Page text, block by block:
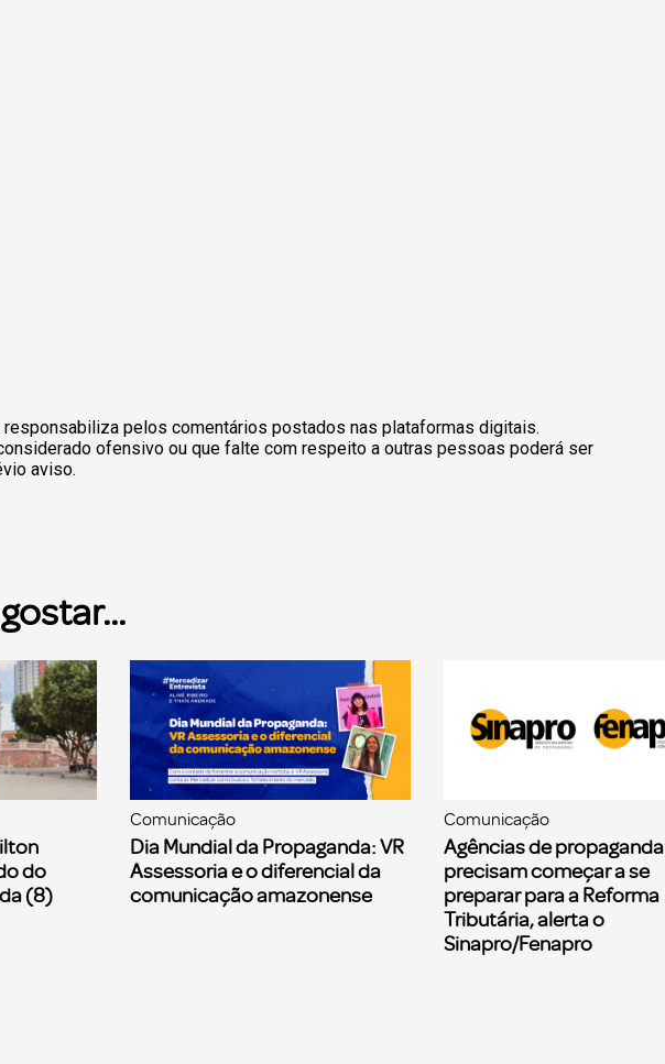
responsabiliza pelos comentários postados nas plataformas digitais.
ofensivo ou que falte com respeito a outras pessoas poderá ser
aviso.
do
(8)
Comunicação
Dia Mundial da Propaganda: VR
Assessoria e o diferencial da
comunicação amazonense
Comunicação
Agências de propaganda
precisam começar a se
preparar para a Reforma
Tributária, alerta o
Sinapro/Fenapro